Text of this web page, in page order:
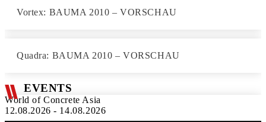
Vortex: BAUMA 2010 – VORSCHAU
Quadra: BAUMA 2010 – VORSCHAU
EVENTS
World of Concrete Asia
12.08.2026 - 14.08.2026